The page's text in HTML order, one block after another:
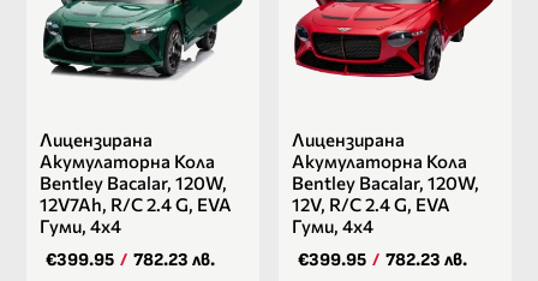
Лицензирана
Акумулаторна Кола
Bentley Bacalar, 120W,
12V7Ah, R/C 2.4 G, EVA
Гуми, 4х4
€399.95 / 782.23 лв.
Лицензирана
Акумулаторна Кола
Bentley Bacalar, 120W,
12V, R/C 2.4 G, EVA
Гуми, 4х4
€399.95 / 782.23 лв.